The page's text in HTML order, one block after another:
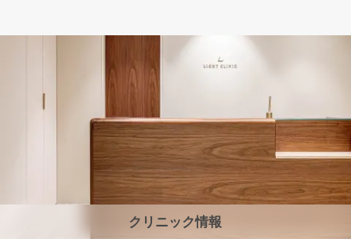
クリニック情報